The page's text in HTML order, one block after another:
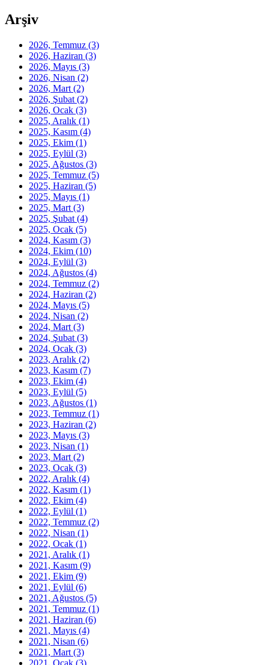
Arşiv
2026, Temmuz (3)
2026, Haziran (3)
2026, Mayıs (3)
2026, Nisan (2)
2026, Mart (2)
2026, Şubat (2)
2026, Ocak (3)
2025, Aralık (1)
2025, Kasım (4)
2025, Ekim (1)
2025, Eylül (3)
2025, Ağustos (3)
2025, Temmuz (5)
2025, Haziran (5)
2025, Mayıs (1)
2025, Mart (3)
2025, Şubat (4)
2025, Ocak (5)
2024, Kasım (3)
2024, Ekim (10)
2024, Eylül (3)
2024, Ağustos (4)
2024, Temmuz (2)
2024, Haziran (2)
2024, Mayıs (5)
2024, Nisan (2)
2024, Mart (3)
2024, Şubat (3)
2024, Ocak (3)
2023, Aralık (2)
2023, Kasım (7)
2023, Ekim (4)
2023, Eylül (5)
2023, Ağustos (1)
2023, Temmuz (1)
2023, Haziran (2)
2023, Mayıs (3)
2023, Nisan (1)
2023, Mart (2)
2023, Ocak (3)
2022, Aralık (4)
2022, Kasım (1)
2022, Ekim (4)
2022, Eylül (1)
2022, Temmuz (2)
2022, Nisan (1)
2022, Ocak (1)
2021, Aralık (1)
2021, Kasım (9)
2021, Ekim (9)
2021, Eylül (6)
2021, Ağustos (5)
2021, Temmuz (1)
2021, Haziran (6)
2021, Mayıs (4)
2021, Nisan (6)
2021, Mart (3)
2021, Ocak (3)